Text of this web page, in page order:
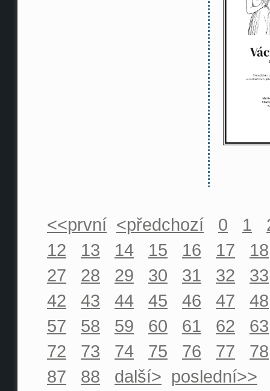
<<první <předchozí 0 1
12
13 14 15 16 17
18
27
28 29 30 31 32
33
42
43 44 45 46 47
48
57
58 59 60 61 62
63
72
73 74 75 76 77
78
87
88 další> poslední>>